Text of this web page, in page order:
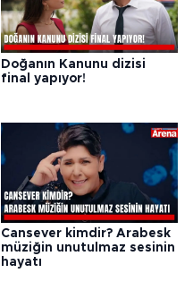
Doğanın Kanunu dizisi
final yapıyor!
Cansever kimdir? Arabesk
müziğin unutulmaz sesinin
hayatı